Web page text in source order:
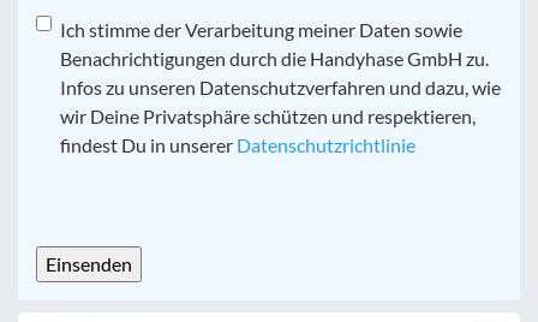
Datenschutz*
Ich stimme der Verarbeitung meiner Daten sowie
Benachrichtigungen durch die Handyhase GmbH zu.
Infos zu unseren Datenschutzverfahren und dazu, wie
wir Deine Privatsphäre schützen und respektieren,
findest Du in unserer Datenschutzrichtlinie